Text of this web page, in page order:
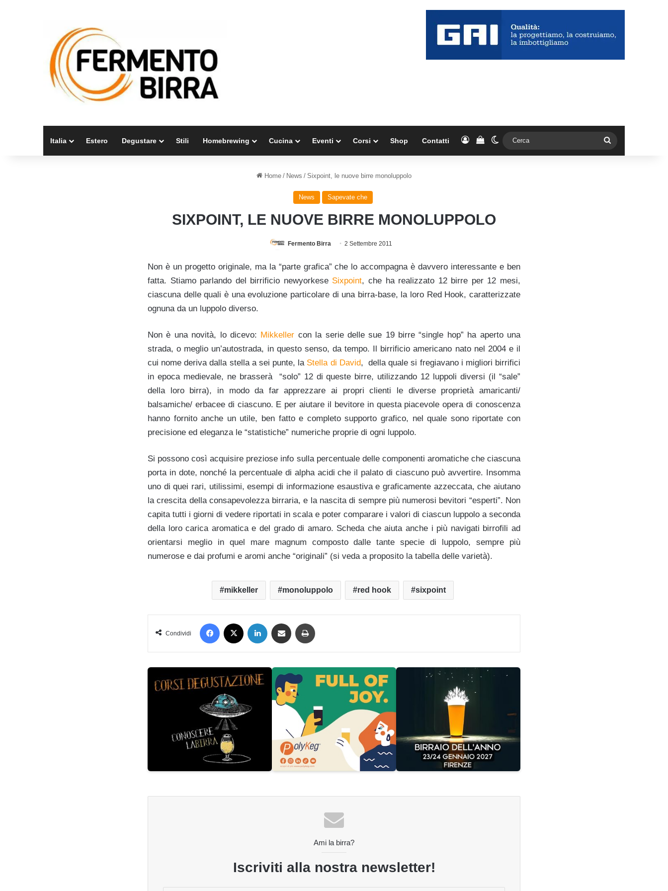
Italia Estero Degustare Stili Homebrewing Cucina Eventi Corsi Shop Contatti AccediVedi il carrello
Cambia aspetto
Home / News / Sixpoint, le nuove birre monoluppolo
News Sapevate che
SIXPOINT, LE NUOVE BIRRE MONOLUPPOLO
Fermento Birra 2 Settembre 2011
Non è un progetto originale, ma la “parte grafica” che lo accompagna è davvero interessante e ben
fatta. Stiamo parlando del birrificio newyorkese Sixpoint, che ha realizzato 12 birre per 12 mesi,
ciascuna delle quali è una evoluzione particolare di una birra-base, la loro Red Hook, caratterizzate
ognuna da un luppolo diverso.
Non è una novità, lo dicevo: Mikkeller con la serie delle sue 19 birre “single hop” ha aperto una
strada, o meglio un’autostrada, in questo senso, da tempo. Il birrificio americano nato nel 2004 e il
cui nome deriva dalla stella a sei punte, la Stella di David, della quale si fregiavano i migliori birrifici
in epoca medievale, ne brasserà “solo” 12 di queste birre, utilizzando 12 luppoli diversi (il “sale”
della loro birra), in modo da far apprezzare ai propri clienti le diverse proprietà amaricanti/
balsamiche/ erbacee di ciascuno. E per aiutare il bevitore in questa piacevole opera di conoscenza
hanno fornito anche un utile, ben fatto e completo supporto grafico, nel quale sono riportate con
precisione ed eleganza le “statistiche” numeriche proprie di ogni luppolo.
Si possono così acquisire preziose info sulla percentuale delle componenti aromatiche che ciascuna
porta in dote, nonché la percentuale di alpha acidi che il palato di ciascuno può avvertire. Insomma
uno di quei rari, utilissimi, esempi di informazione esaustiva e graficamente azzeccata, che aiutano
la crescita della consapevolezza birraria, e la nascita di sempre più numerosi bevitori “esperti”. Non
capita tutti i giorni di vedere riportati in scala e poter comparare i valori di ciascun luppolo a seconda
della loro carica aromatica e del grado di amaro. Scheda che aiuta anche i più navigati birrofili ad
orientarsi meglio in quel mare magnum composto dalle tante specie di luppolo, sempre più
numerose e dai profumi e aromi anche “originali” (si veda a proposito la tabella delle varietà).
mikkeller monoluppolo red hook sixpoint
Condividi
Facebook LinkedIn Condividi via mail
Ami la birra?
Iscriviti alla nostra newsletter!